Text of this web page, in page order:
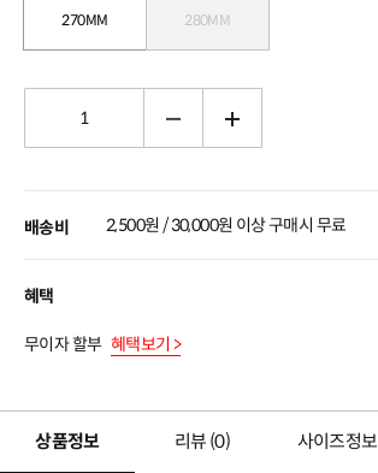
270MM 280MM
배송비 2,500원 / 30,000원 이상 구매시 무료
혜택
무이자 할부 혜택보기 >
상품정보 리뷰 (0) 사이즈정보